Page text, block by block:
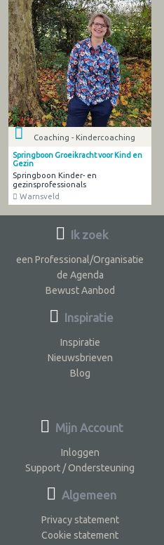
Coaching - Kindercoaching
Springboon Groeikracht voor Kind en
Gezin
Springboon Kinder- en
gezinsprofessionals
Warnsveld
Ik zoek
een Professional/Organisatie
de Agenda
Bewust Aanbod
Inspiratie
Inspiratie
Nieuwsbrieven
Blog
Mijn Account
Inloggen
Support / Ondersteuning
Algemeen
Privacy statement
Cookie statement